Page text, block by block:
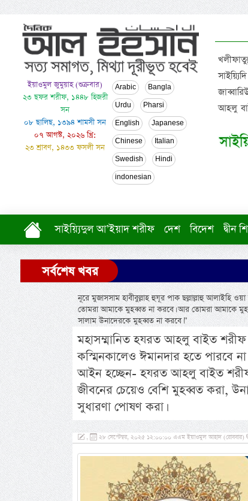
ইয়াওমুল জুমুয়াহ (শুক্রবার)
২৩ ছফর শরীফ, ১৪৪৮ হিজরী
সন
০৮ ছালিছ, ১৩৯৪ শামসী সন
০৭ আগস্ট, ২০২৬ খ্রি:
২৩ শ্রাবণ, ১৪৩৩ ফসলী সন
Arabic Bangla
Urdu Pharsi
English Japanese
Chinese Italian
Swedish Hindi
indonesian
আহলু
সাইয়্যিদুল আ’ইয়াদ শরীফ দেশ বিদেশ দ্বীন
সর্বশেষ খবর
নূরে মুজাসসাম হাবীবুল্লাহ হুযূর পাক ছল্লাল্লাহু আলাইহি
তোমরা আমাকে মুহব্বত না করবে। আর তোমরা আমাকে
সালাম উনাদেরকে মুহব্বত না করবে।”
মহাসম্মানিত হযরত আহলু বাইত শরীফ
কস্মিনকালেও ঈমানদার হতে পারবে
আইন হচ্ছেন- হযরত আহলু বাইত
জীবনের চেয়েও বেশি মুহব্বত করা,
সুধারণা পোষণ করা।
, ২৮ সেপ্টেম্বর, ২০২৫ ১২:০০:০০ এএম ইয়াওমুল আহাদ (রোববার)